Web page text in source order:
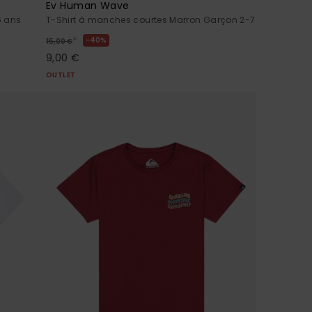
ans
Ev Human Wave
T-Shirt à manches courtes Marron Garçon 2-7
15,00 € * 40%
9,00 €
OUTLET